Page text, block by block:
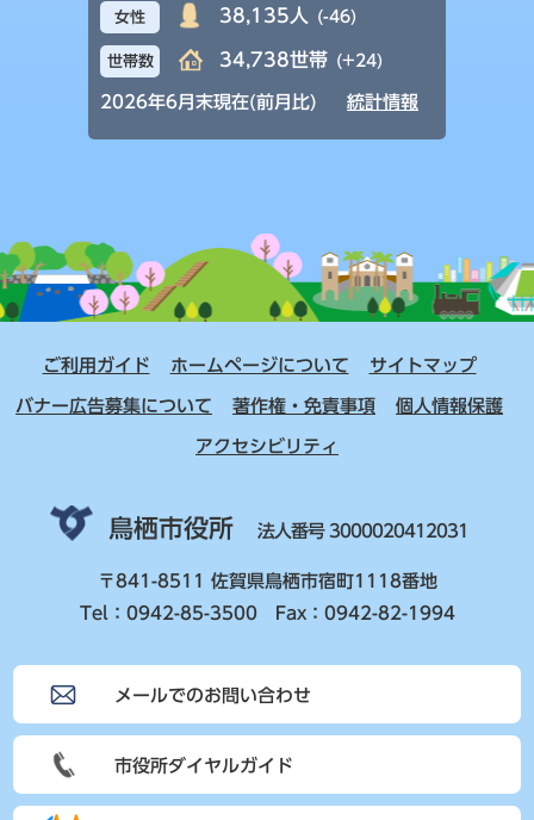
女性 38,135人 (-46)
世帯数 34,738世帯 (+24)
2026年6月末現在(前月比) 統計情報
ご利用ガイド ホームページについて サイトマップ
バナー広告募集について 著作権・免責事項 個人情報保護
アクセシビリティ
鳥栖市役所 法人番号 3000020412031
〒841-8511 佐賀県鳥栖市宿町1118番地
Tel：0942-85-3500 Fax：0942-82-1994
メールでのお問い合わせ
市役所ダイヤルガイド